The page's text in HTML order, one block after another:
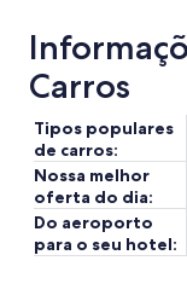
Carros
Tipos populares
de carros:
Nossa melhor
oferta do dia:
Do aeroporto
para o seu hotel: